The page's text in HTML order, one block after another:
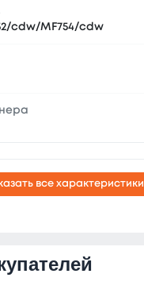
cdw/MF754/cdw
все характеристики